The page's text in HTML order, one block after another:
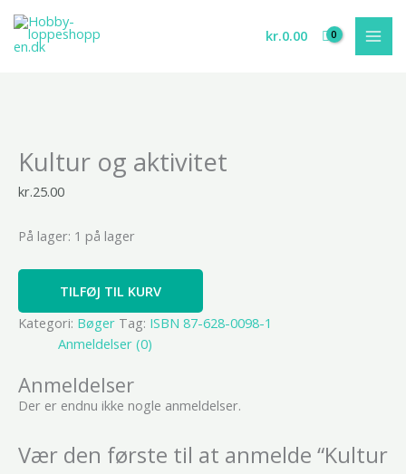
indholdet
kr.0.00
Kultur og aktivitet
kr.25.00
På lager: 1 på lager
og
aktivitet
antal
TILFØJ TIL KURV
Kategori: Bøger Tag: ISBN 87-628-0098-1
Anmeldelser (0)
Anmeldelser
Der er endnu ikke nogle anmeldelser.
Vær den første til at anmelde “Kultur